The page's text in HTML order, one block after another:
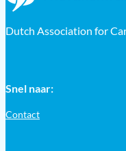
Dutch Association for
Snel naar:
Contact